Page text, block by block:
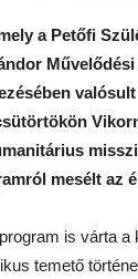
a Petőfi
valósult
mesélt az
is várta a
temető